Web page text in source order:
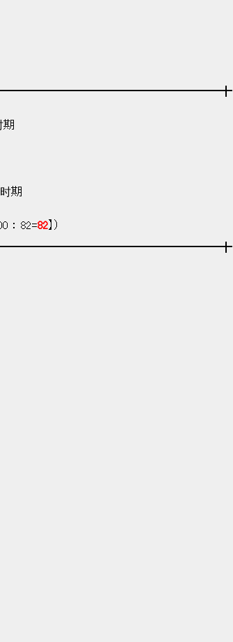
期
： 82=82】）